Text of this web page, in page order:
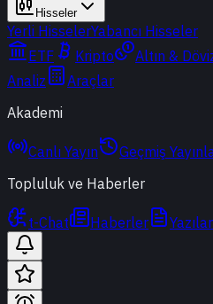
Hisseler
Yerli HisselerYabancı Hisseler
ETF
Kripto Altın &
Analiz
Araçlar
Akademi
Canlı Yayın Geçmiş
Topluluk ve Haberler
t-Chat Haberler Yazılar